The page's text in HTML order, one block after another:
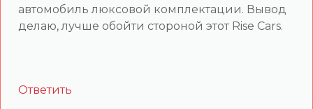
автомобиль люксовой комплектации. Вывод
делаю, лучше обойти стороной этот Rise Cars.
Ответить